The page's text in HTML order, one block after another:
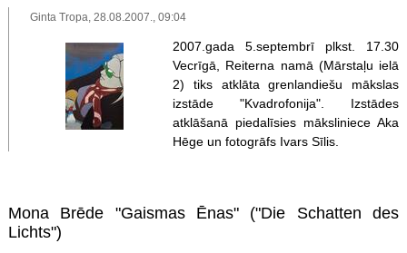
Ginta Tropa, 28.08.2007., 09:04
2007.gada 5.septembrī plkst. 17.30
Vecrīgā, Reiterna namā (Mārstaļu ielā
2) tiks atklāta grenlandiešu mākslas
izstāde "Kvadrofonija". Izstādes
atklāšanā piedalīsies māksliniece Aka
Hēge un fotogrāfs Ivars Sīlis.
Mona Brēde "Gaismas Ēnas" ("Die Schatten des
Lichts")